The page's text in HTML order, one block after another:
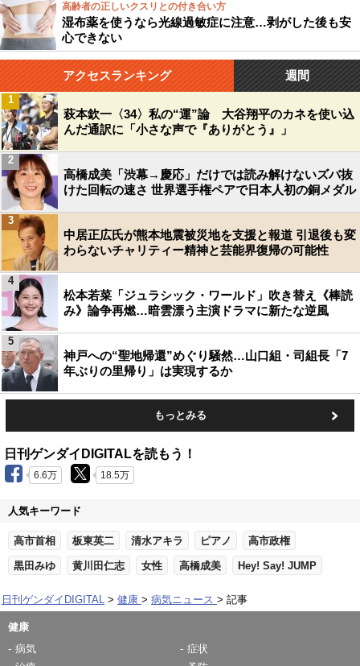
高齢者の正しいクスリとの付き合い方
湿布薬を使うなら光線過敏症に注意…剥がした後も安
心できない
アクセスランキング 週間
萩本欽一〈34〉私の“運”論 大谷翔平のカネを使い込
んだ通訳に「小さな声で『ありがとう』」
1
高橋成美「渋幕→慶応」だけでは読み解けないズバ抜
けた回転の速さ 世界選手権ペアで日本人初の銅メダル
2
中居正広氏が熊本地震被災地を支援と報道 引退後も変
わらないチャリティー精神と芸能界復帰の可能性
3
松本若菜「ジュラシック・ワールド」吹き替え《棒読
み》論争再燃…暗雲漂う主演ドラマに新たな逆風
4
神戸への“聖地帰還”めぐり騒然…山口組・司組長「7
年ぶりの里帰り」は実現するか
5
もっとみる
日刊ゲンダイDIGITALを読もう！
6.6万 18.5万
人気キーワード
高市首相 板東英二 清水アキラ ピアノ 高市政権
黒田みゆ 黄川田仁志 女性 高橋成美 Hey! Say! JUMP
日刊ゲンダイDIGITAL 健康 病気ニュース 記事
健康
病気
症状